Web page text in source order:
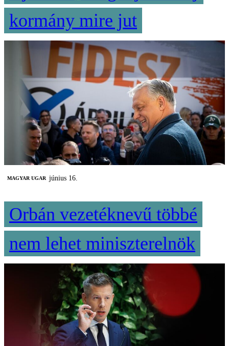
kormány mire jut
MAGYAR UGAR június 16.
Orbán vezetéknevű többé
nem lehet miniszterelnök